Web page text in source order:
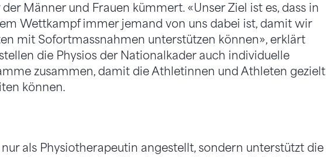
Männer und Frauen kümmert. «Unser Ziel ist es, dass in
Wettkampf immer jemand von uns dabei ist, damit wir
mit Sofortmassnahmen unterstützen können», erklärt
die Physios der Nationalkader auch individuelle
zusammen, damit die Athletinnen und Athleten gezielt
können.
als Physiotherapeutin angestellt, sondern unterstützt die